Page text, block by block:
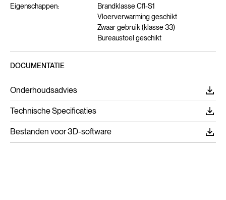
Eigenschappen:
Brandklasse Cfl-S1
Vloerverwarming geschikt
Zwaar gebruik (klasse 33)
Bureaustoel geschikt
DOCUMENTATIE
Onderhoudsadvies
Technische Specificaties
Bestanden voor 3D-software